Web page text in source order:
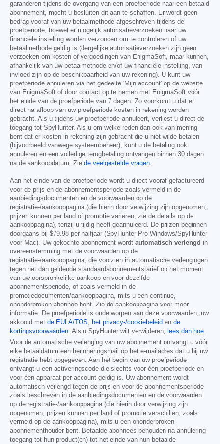
garanderen tijdens de overgang van een proefperiode naar een betaald
abonnement, mocht u besluiten dit aan te schaffen. Er wordt geen
bedrag vooraf van uw betaalmethode afgeschreven tijdens de
proefperiode, hoewel er mogelijk autorisatieverzoeken naar uw
financiële instelling worden verzonden om te controleren of uw
betaalmethode geldig is (dergelijke autorisatieverzoeken zijn geen
verzoeken om kosten of vergoedingen van EnigmaSoft, maar kunnen,
afhankelijk van uw betaalmethode en/of uw financiële instelling, van
invloed zijn op de beschikbaarheid van uw rekening). U kunt uw
proefperiode annuleren via het gedeelte 'Mijn account' op de website
van EnigmaSoft of door contact op te nemen met EnigmaSoft vóór
het einde van de proefperiode van 7 dagen. Zo voorkomt u dat er
direct na afloop van uw proefperiode kosten in rekening worden
gebracht. Als u tijdens uw proefperiode annuleert, verliest u direct de
toegang tot SpyHunter. Als u om welke reden dan ook van mening
bent dat er kosten in rekening zijn gebracht die u niet wilde betalen
(bijvoorbeeld vanwege systeembeheer), kunt u de betaling ook
annuleren en een volledige terugbetaling ontvangen binnen 30 dagen
na de aankoopdatum. Zie de veelgestelde vragen.
Aan het einde van de proefperiode wordt u direct vooraf gefactureerd
voor de prijs en de abonnementsperiode zoals vermeld in de
aanbiedingsdocumenten en de voorwaarden op de
registratie-/aankooppagina (die hierin door verwijzing zijn opgenomen;
prijzen kunnen per land of promotie variëren, zie de details op de
aankooppagina), tenzij u tijdig heeft geannuleerd. De prijzen beginnen
doorgaans bij $79.98 per halfjaar (SpyHunter Pro Windows/SpyHunter
voor Mac). Uw gekochte abonnement wordt automatisch verlengd in
overeenstemming met de voorwaarden op de
registratie-/aankooppagina, die voorzien in automatische verlengingen
tegen het dan geldende standaardabonnementstarief op het moment
van uw oorspronkelijke aankoop en voor dezelfde
abonnementsperiode, of zoals vermeld in de
promotiedocumenten/aankooppagina, mits u een continue,
ononderbroken abonnee bent. Zie de aankooppagina voor meer
informatie. De proefperiode is onderworpen aan deze voorwaarden, uw
akkoord met de EULA/TOS, het privacy-/cookiebeleid en de
kortingsvoorwaarden. Als u SpyHunter wilt verwijderen, lees dan hoe.
Voor de automatische verlenging van uw abonnement ontvangt u vóór
elke betaaldatum een herinneringsmail op het e-mailadres dat u bij uw
registratie hebt opgegeven. Aan het begin van uw proefperiode
ontvangt u een activeringscode die slechts voor één proefperiode en
voor één apparaat per account geldig is. Uw abonnement wordt
automatisch verlengd tegen de prijs en voor de abonnementsperiode
zoals beschreven in de aanbiedingsdocumenten en de voorwaarden
op de registratie-/aankooppagina (die hierin door verwijzing zijn
opgenomen; prijzen kunnen per land of promotie verschillen, zoals
vermeld op de aankooppagina), mits u een ononderbroken
abonnementhouder bent. Betaalde abonnees behouden na annulering
toegang tot hun product(en) tot het einde van hun betaalde